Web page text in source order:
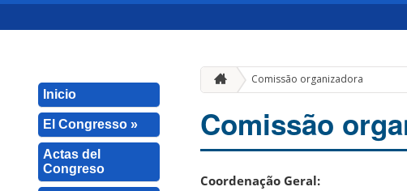
Inicio
El Congresso »
Actas del
Congreso
Comissão organizadora
Comissão
Coordenação Geral: